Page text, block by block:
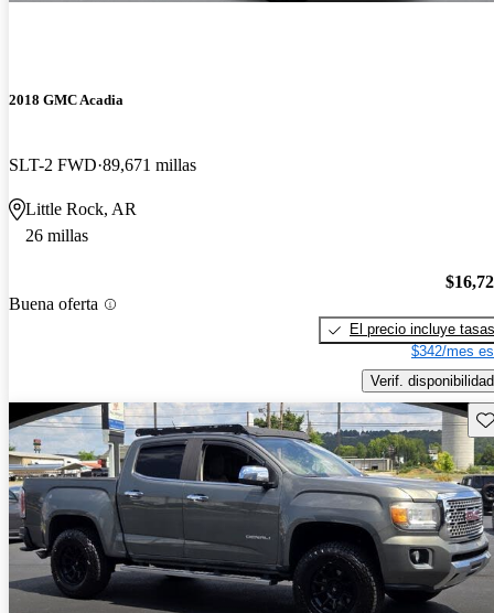
2018 GMC Acadia
SLT-2 FWD 89,671 millas
Little Rock, AR
26 millas
Buena oferta
El precio incluye tasas
$342/mes
Verif. disponibilidad